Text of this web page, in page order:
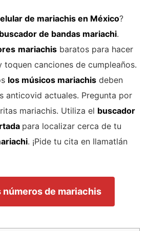
de mariachis en México?
de bandas mariachi.
mariachis baratos para hacer
toquen canciones de cumpleaños.
los músicos mariachis deben
anticovid actuales. Pregunta por
mariachis. Utiliza el buscador
para localizar cerca de tu
. ¡Pide tu cita en Ilamatlán
números de mariachis